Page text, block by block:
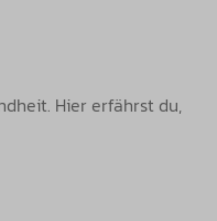
Hier erfährst du,